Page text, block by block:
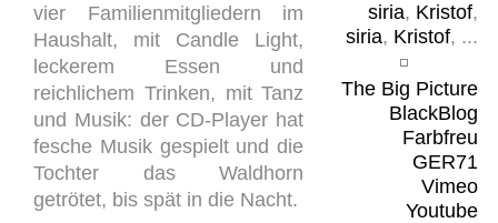
siria, Kristof,
siria, Kristof, ...
The Big Picture
BlackBlog
Farbfreu
GER71
Vimeo
Youtube
vier Familienmitgliedern im
Haushalt, mit Candle Light,
leckerem Essen und
reichlichem Trinken, mit Tanz
und Musik: der CD-Player hat
fesche Musik gespielt und die
Tochter das Waldhorn
getrötet, bis spät in die Nacht.